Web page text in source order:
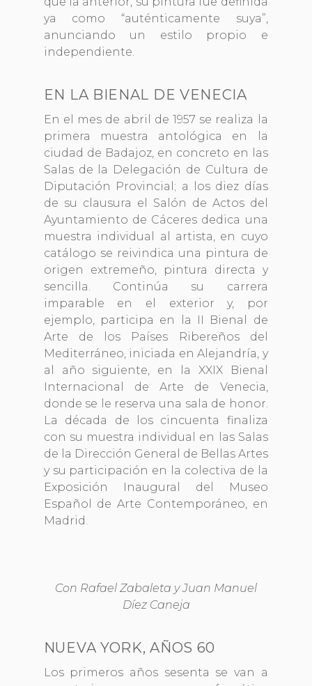
ya como “auténticamente suya”,
anunciando un estilo propio e
independiente.
EN LA BIENAL DE VENECIA
En el mes de abril de 1957 se realiza la
primera muestra antológica en la
ciudad de Badajoz, en concreto en las
Salas de la Delegación de Cultura de
Diputación Provincial; a los diez días
de su clausura el Salón de Actos del
Ayuntamiento de Cáceres dedica una
muestra individual al artista, en cuyo
catálogo se reivindica una pintura de
origen extremeño, pintura directa y
sencilla. Continúa su carrera
imparable en el exterior y, por
ejemplo, participa en la II Bienal de
Arte de los Países Ribereños del
Mediterráneo, iniciada en Alejandría, y
al año siguiente, en la XXIX Bienal
Internacional de Arte de Venecia,
donde se le reserva una sala de honor.
La década de los cincuenta finaliza
con su muestra individual en las Salas
de la Dirección General de Bellas Artes
y su participación en la colectiva de la
Exposición Inaugural del Museo
Español de Arte Contemporáneo, en
Madrid.
Con Rafael Zabaleta y Juan Manuel
Díez Caneja
NUEVA YORK, AÑOS 60
Los primeros años sesenta se van a